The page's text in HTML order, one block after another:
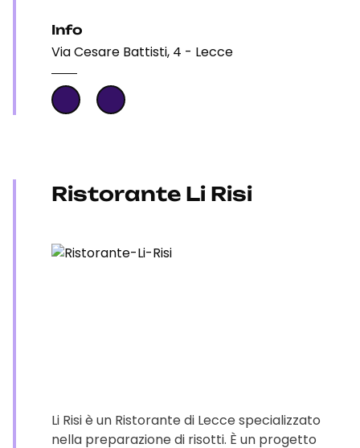
Info
Via Cesare Battisti, 4 - Lecce
Ristorante Li Risi
Li Risi è un Ristorante di Lecce specializzato
nella preparazione di risotti. È un progetto